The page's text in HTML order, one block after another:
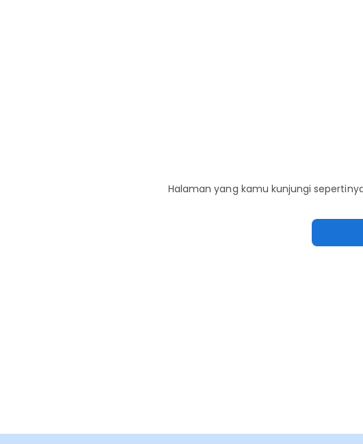
Halaman yang kamu kunjungi